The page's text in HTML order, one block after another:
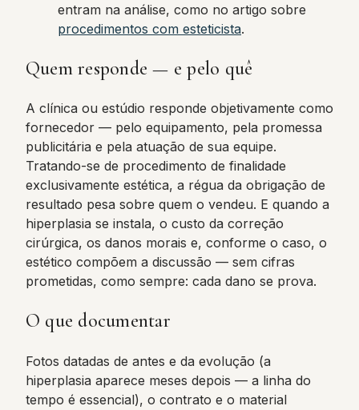
entram na análise, como no artigo sobre
procedimentos com esteticista.
Quem responde — e pelo quê
A clínica ou estúdio responde objetivamente como
fornecedor — pelo equipamento, pela promessa
publicitária e pela atuação de sua equipe.
Tratando-se de procedimento de finalidade
exclusivamente estética, a régua da obrigação de
resultado pesa sobre quem o vendeu. E quando a
hiperplasia se instala, o custo da correção
cirúrgica, os danos morais e, conforme o caso, o
estético compõem a discussão — sem cifras
prometidas, como sempre: cada dano se prova.
O que documentar
Fotos datadas de antes e da evolução (a
hiperplasia aparece meses depois — a linha do
tempo é essencial), o contrato e o material